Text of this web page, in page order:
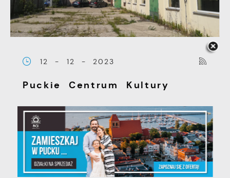
12 - 12 - 2023
Puckie Centrum Kultury
W listopadzie 2023 roku
Gmina Miasta Puck złożyła
wniosek o dofinansowanie
zadania pn. Przebudowa...